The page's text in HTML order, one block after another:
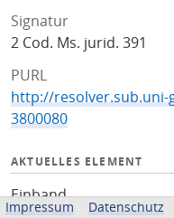
Signatur
2 Cod. Ms. jurid. 391
PURL
http://resolver.sub.uni-
3800080
AKTUELLES ELEMENT
Einband
Impressum Datenschutz